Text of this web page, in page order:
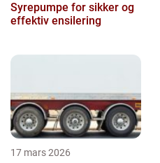
Syrepumpe for sikker og
effektiv ensilering
17 mars 2026